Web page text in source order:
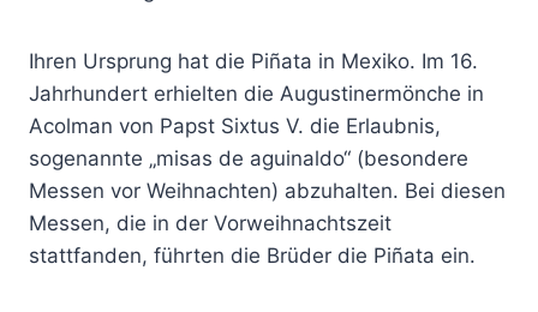
Ihren Ursprung hat die Piñata in Mexiko. Im 16.
Jahrhundert erhielten die Augustinermönche in
Acolman von Papst Sixtus V. die Erlaubnis,
sogenannte „misas de aguinaldo“ (besondere
Messen vor Weihnachten) abzuhalten. Bei diesen
Messen, die in der Vorweihnachtszeit
stattfanden, führten die Brüder die Piñata ein.